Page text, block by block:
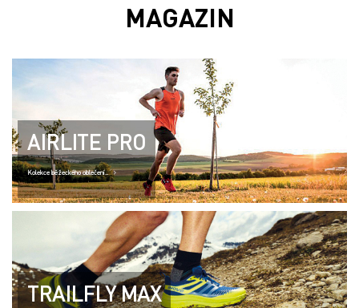
MAGAZIN
AIRLITE PRO
Kolekce běžeckého oblečení..
TRAILFLY MAX